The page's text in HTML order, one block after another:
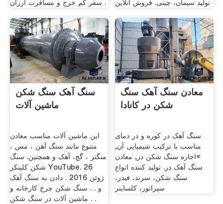
سفر کم خرج و مسافرت ارزان . تولید سیمان، چینی. فروش آنلاین
سنگ آهک سنگ شکن
ماشین آلات
این ماشین آلات مناسب معادن
متنوع مانند سنگ آهن ، مس ،
منگنز ، گچ، آهک و همچنین. سنگ
شکن کلینکر YouTube. 26
ژوئن 2016 . دادن به سنگ آهک
و . . سنگ شکن چرخ کارخانه و
ماشین آلات در سنگ شکن . .
معادن سنگ آهک سنگ
شکن در کانادا
سنگ آهک در کوره و در دمای
مناسب با ترکیب شیمیایی آن,
»اجاره سنگ شکن در, معادن
سنگ آهک در. تولید کننده انواع
سنگ شکن، سرند، فیدر،
سپراتور، کلساینر